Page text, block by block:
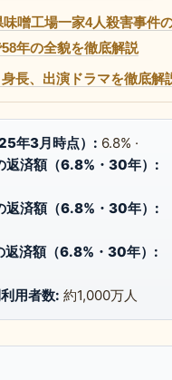
味噌工場一家4人殺害事件
年の全貌を徹底解説
長、出演ドラマを徹底解
年3月時点）: 6.8% ·
返済額（6.8%・30年）:
返済額（6.8%・30年）:
返済額（6.8%・30年）:
用者数: 約1,000万人